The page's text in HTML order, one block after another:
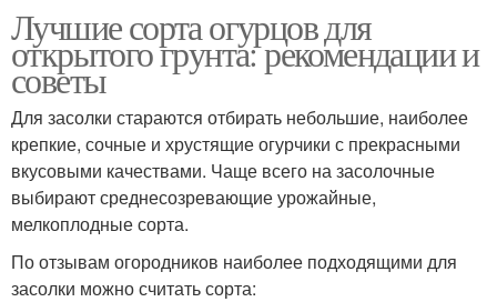
Лучшие сорта огурцов для
открытого грунта: рекомендации и
советы
Для засолки стараются отбирать небольшие, наиболее
крепкие, сочные и хрустящие огурчики с прекрасными
вкусовыми качествами. Чаще всего на засолочные
выбирают среднесозревающие урожайные,
мелкоплодные сорта.
По отзывам огородников наиболее подходящими для
засолки можно считать сорта: